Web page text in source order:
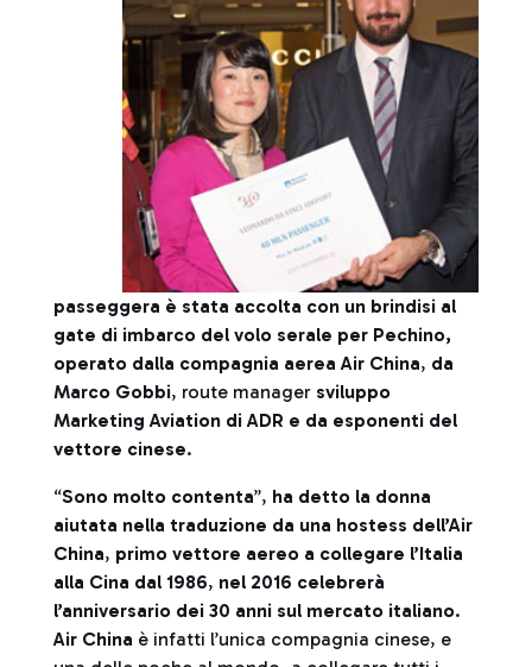
passeggera è stata accolta con un brindisi al
gate di imbarco del volo serale per Pechino,
operato dalla compagnia aerea Air China, da
Marco Gobbi, route manager sviluppo
Marketing Aviation di ADR e da esponenti del
vettore cinese.
“Sono molto contenta”, ha detto la donna
aiutata nella traduzione da una hostess dell’Air
China, primo vettore aereo a collegare l’Italia
alla Cina dal 1986, nel 2016 celebrerà
l’anniversario dei 30 anni sul mercato italiano.
Air China è infatti l’unica compagnia cinese, e